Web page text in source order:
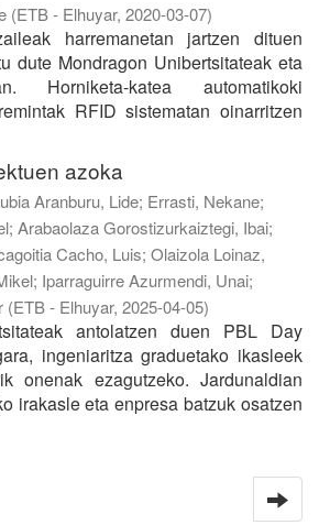
(ETB - Elhuyar, 2020-03-07)
harremanetan jartzen dituen
dute Mondragon Unibertsitateak eta
Horniketa-katea automatikoki
RFID sistematan oinarritzen
azoka
Aranburu, Lide; Errasti, Nekane;
; Arabaolaza Gorostizurkaiztegi, Ibai;
Cacho, Luis; Olaizola Loinaz,
; Iparraguirre Azurmendi, Unai;
(ETB - Elhuyar, 2025-04-05)
antolatzen duen PBL Day
ingeniaritza graduetako ikasleek
onenak ezagutzeko. Jardunaldian
irakasle eta enpresa batzuk osatzen